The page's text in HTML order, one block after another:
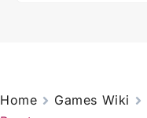
Home Games Wiki